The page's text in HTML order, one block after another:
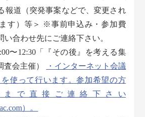
報道（突発事案などで、変更され
す）等＞ ※事前申込み・参加費
い合わせ先にご連絡下さい。
〜12:30「『その後』を考える集
査会主催）
・インターネット会議
を使って行います。参加希望の方
で直接ご連絡下さい
）。